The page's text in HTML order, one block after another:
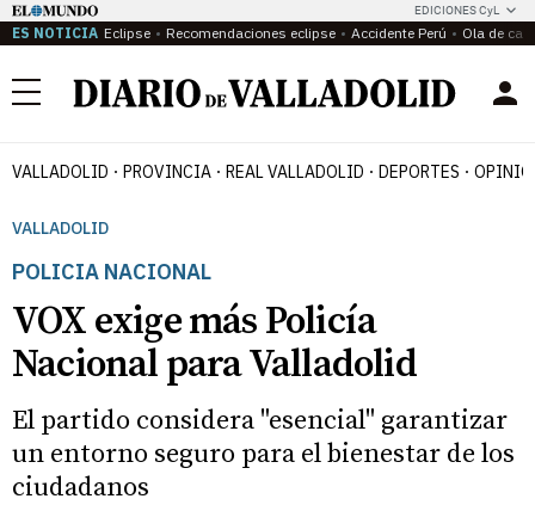
EDICIONES CyL
ES NOTICIA Eclipse Recomendaciones eclipse Accidente Perú Ola de
Menú
VALLADOLID PROVINCIA REAL VALLADOLID DEPORTES
VALLADOLID
POLICIA NACIONAL
VOX exige más Policía
Nacional para Valladolid
El partido considera "esencial" garantizar
un entorno seguro para el bienestar de los
ciudadanos